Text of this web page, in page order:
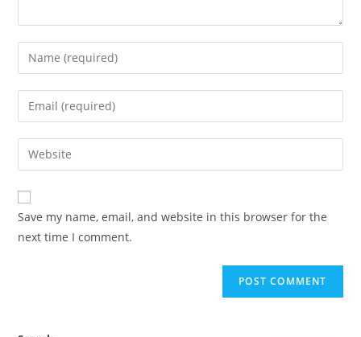
Save my name, email, and website in this browser for the
next time I comment.